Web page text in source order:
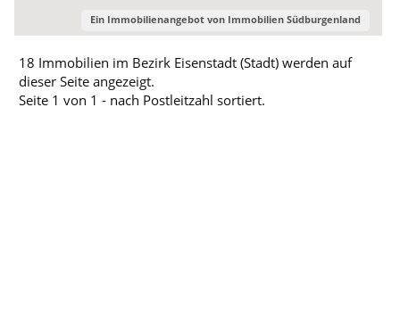
Ein Immobilienangebot von Immobilien Südburgenland
18 Immobilien im Bezirk Eisenstadt (Stadt) werden auf
dieser Seite angezeigt.
Seite 1 von 1 - nach Postleitzahl sortiert.